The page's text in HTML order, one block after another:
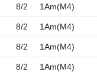
1Am(M4)
8/2
1Am(M4)
8/2
1Am(M4)
8/2
1Am(M4)
8/2